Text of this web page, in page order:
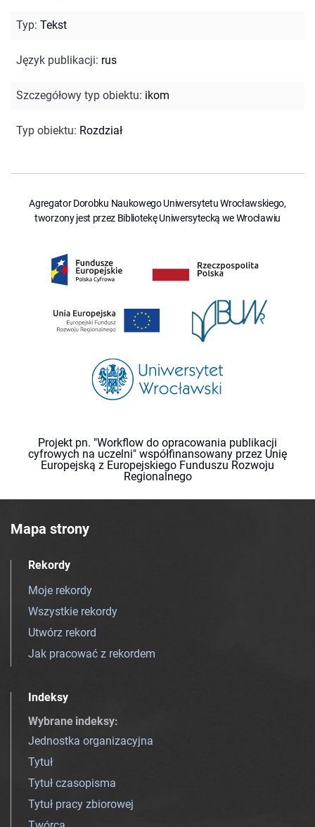
Typ: Tekst
Język publikacji: rus
Szczegółowy typ obiektu: ikom
Typ obiektu: Rozdział
Agregator Dorobku Naukowego Uniwersytetu Wrocławskiego,
tworzony jest przez Bibliotekę Uniwersytecką we Wrocławiu
Projekt pn. "Workflow do opracowania publikacji
cyfrowych na uczelni" współfinansowany przez Unię
Europejską z Europejskiego Funduszu Rozwoju
Regionalnego
Mapa strony
Rekordy
Moje rekordy
Wszystkie rekordy
Utwórz rekord
Jak pracować z rekordem
Indeksy
Wybrane indeksy:
Jednostka organizacyjna
Tytuł
Tytuł czasopisma
Tytuł pracy zbiorowej